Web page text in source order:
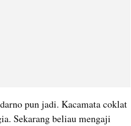
pun jadi. Kacamata coklat
Sekarang beliau mengaji